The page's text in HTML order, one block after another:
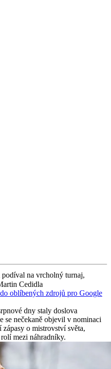
podíval na vrcholný turnaj,
Cedidla
oblíbených zdrojů pro Google
dny staly doslova
se nečekaně objevil v nominaci
o mistrovství světa,
mezi náhradníky.